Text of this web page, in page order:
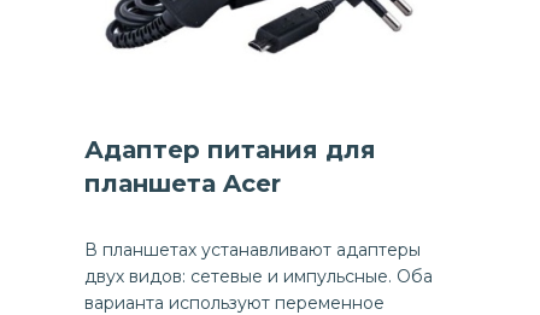
Адаптер питания для
планшета Acer
В планшетах устанавливают адаптеры
двух видов: сетевые и импульсные. Оба
варианта используют переменное